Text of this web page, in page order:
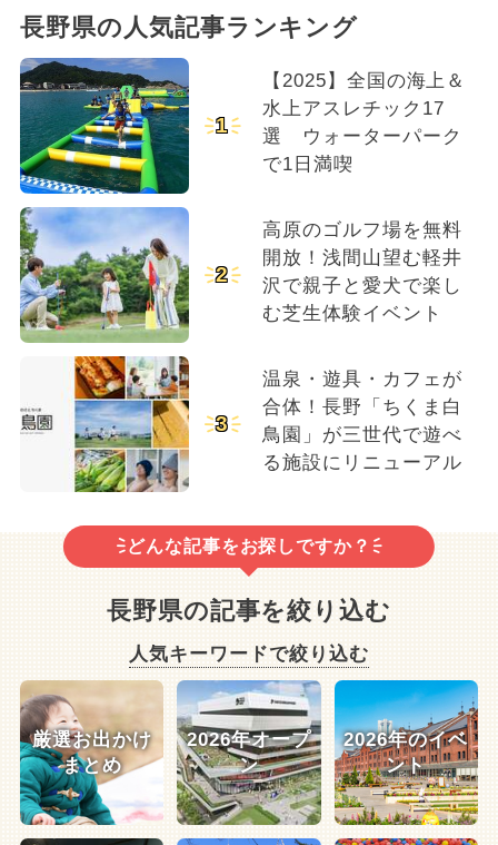
長野県の人気記事ランキング
1
【2025】全国の海上＆
水上アスレチック17
選 ウォーターパーク
で1日満喫
2
高原のゴルフ場を無料
開放！浅間山望む軽井
沢で親子と愛犬で楽し
む芝生体験イベント
3
温泉・遊具・カフェが
合体！長野「ちくま白
鳥園」が三世代で遊べ
る施設にリニューアル
どんな記事をお探しですか？
長野県の記事を絞り込む
人気キーワードで絞り込む
厳選お出かけ
まとめ
2026年オープ
ン
2026年のイベ
ント